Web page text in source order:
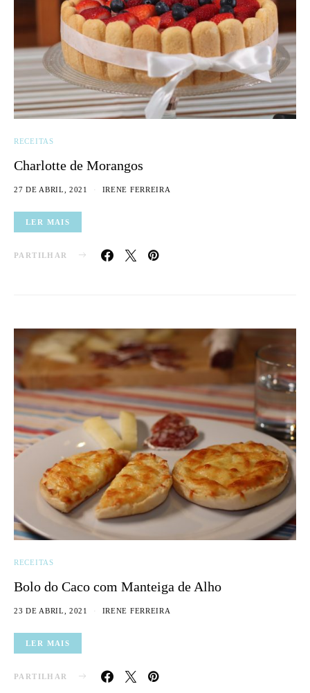
RECEITAS
Charlotte de Morangos
27 DE ABRIL, 2021 IRENE FERREIRA
LER MAIS
PARTILHAR
RECEITAS
Bolo do Caco com Manteiga de Alho
23 DE ABRIL, 2021 IRENE FERREIRA
LER MAIS
PARTILHAR